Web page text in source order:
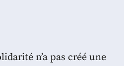
n’a pas créé une